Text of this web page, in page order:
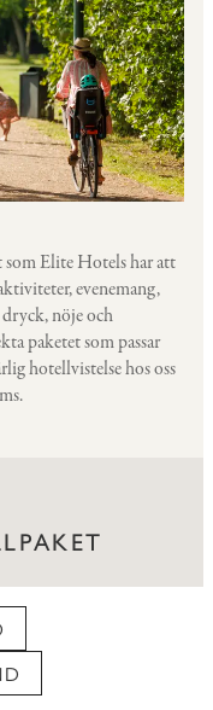
Elite Hotels har att
evenemang,
nöje och
paketet som passar
hotellvistelse hos oss